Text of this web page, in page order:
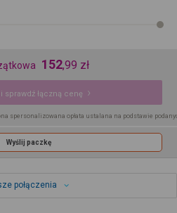
152,99 zł
sprawdź łączną cenę
spersonalizowana opłata ustalana na podstawie
Wyślij paczkę
połączenia